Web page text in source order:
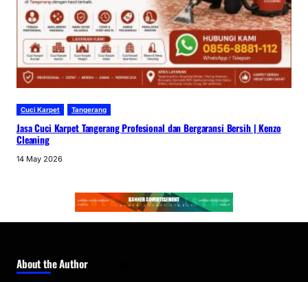
Cuci Karpet Tangerang
Jasa Cuci Karpet Tangerang Profesional dan Bergaransi Bersih | Kenzo
Cleaning
14 May 2026
About the Author